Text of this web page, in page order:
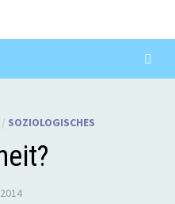
/ SOZIOLOGISCHES